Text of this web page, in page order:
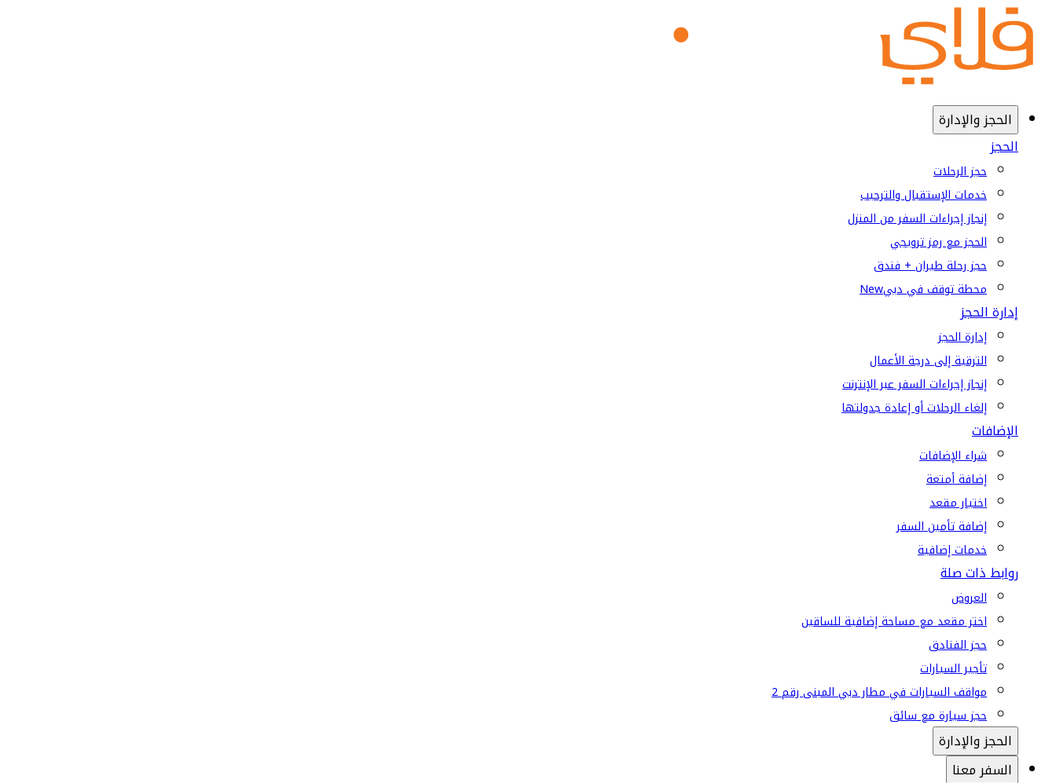
الحجز والإدارة
الحجز
حجز الرحلات
خدمات الإستقبال والترحيب
إنجاز إجراءات السفر من المنزل
الحجز مع رمز ترويجي
حجز رحلة طيران + فندق
محطة توقف في دبيNew
إدارة الحجز
إدارة الحجز
الترقية إلى درجة الأعمال
إنجاز إجراءات السفر عبر الإنترنت
إلغاء الرحلات أو إعادة جدولتها
الإضافات
شراء الإضافات
إضافة أمتعة
اختيار مقعد
إضافة تأمين السفر
خدمات إضافية
روابط ذات صلة
العروض
اختر مقعد مع مساحة إضافية للساقين
حجز الفنادق
تأجير السيارات
مواقف السيارات في مطار دبي المبنى رقم 2
حجز سيارة مع سائق
الحجز والإدارة
السفر معنا